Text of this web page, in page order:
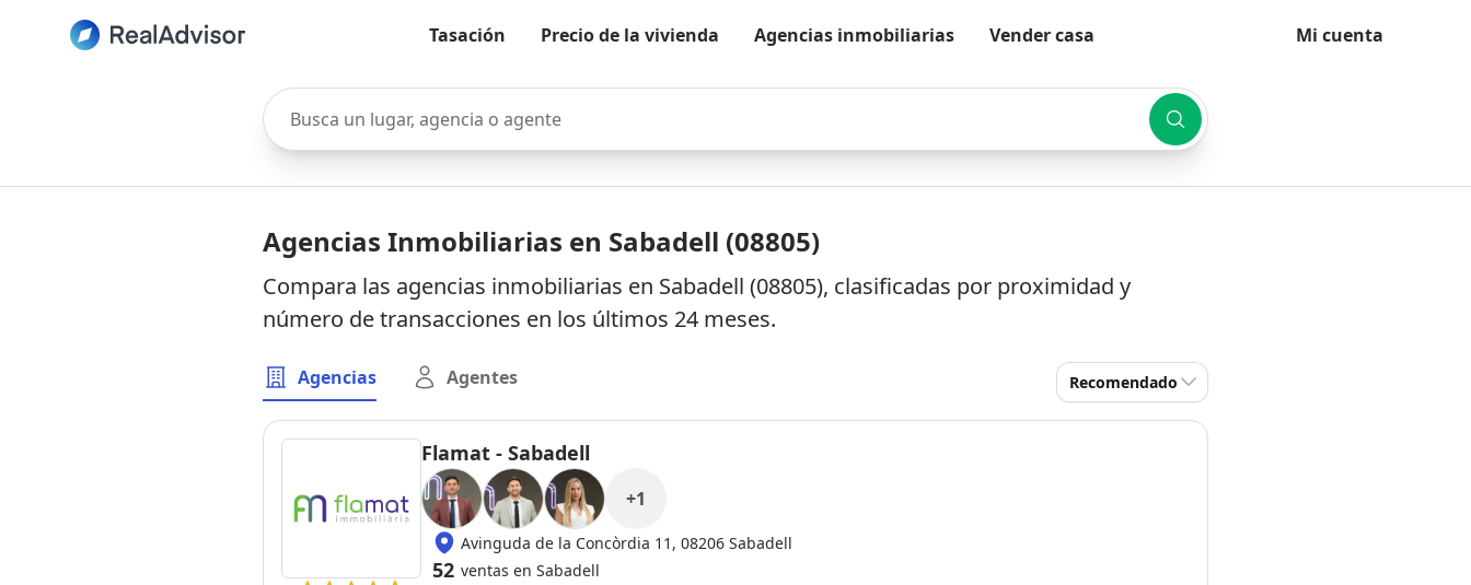
Tasación Precio de la vivienda Agencias inmobiliarias Vender casa Mi cuenta
Busca un lugar, agencia o agente
Agencias Inmobiliarias en Sabadell (08805)
Compara las agencias inmobiliarias en Sabadell (08805), clasificadas por proximidad y
número de transacciones en los últimos 24 meses.
Agencias Agentes Recomendado
Flamat - Sabadell
+1
Avinguda de la Concòrdia 11, 08206 Sabadell
52 ventas en Sabadell